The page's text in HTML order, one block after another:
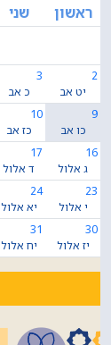
ראשון שני
2
יט אב
3
כ אב
9
כו אב
10
כז אב
16
ג אלול
17
ד אלול
23
י אלול
24
יא אלול
30
יז אלול
31
יח אלול